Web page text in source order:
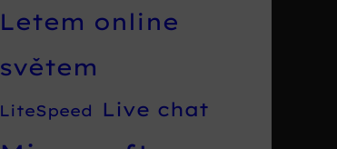
Letem online
světem
LiteSpeed Live chat